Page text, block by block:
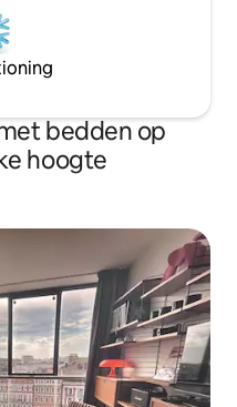
bedden op
hoogte